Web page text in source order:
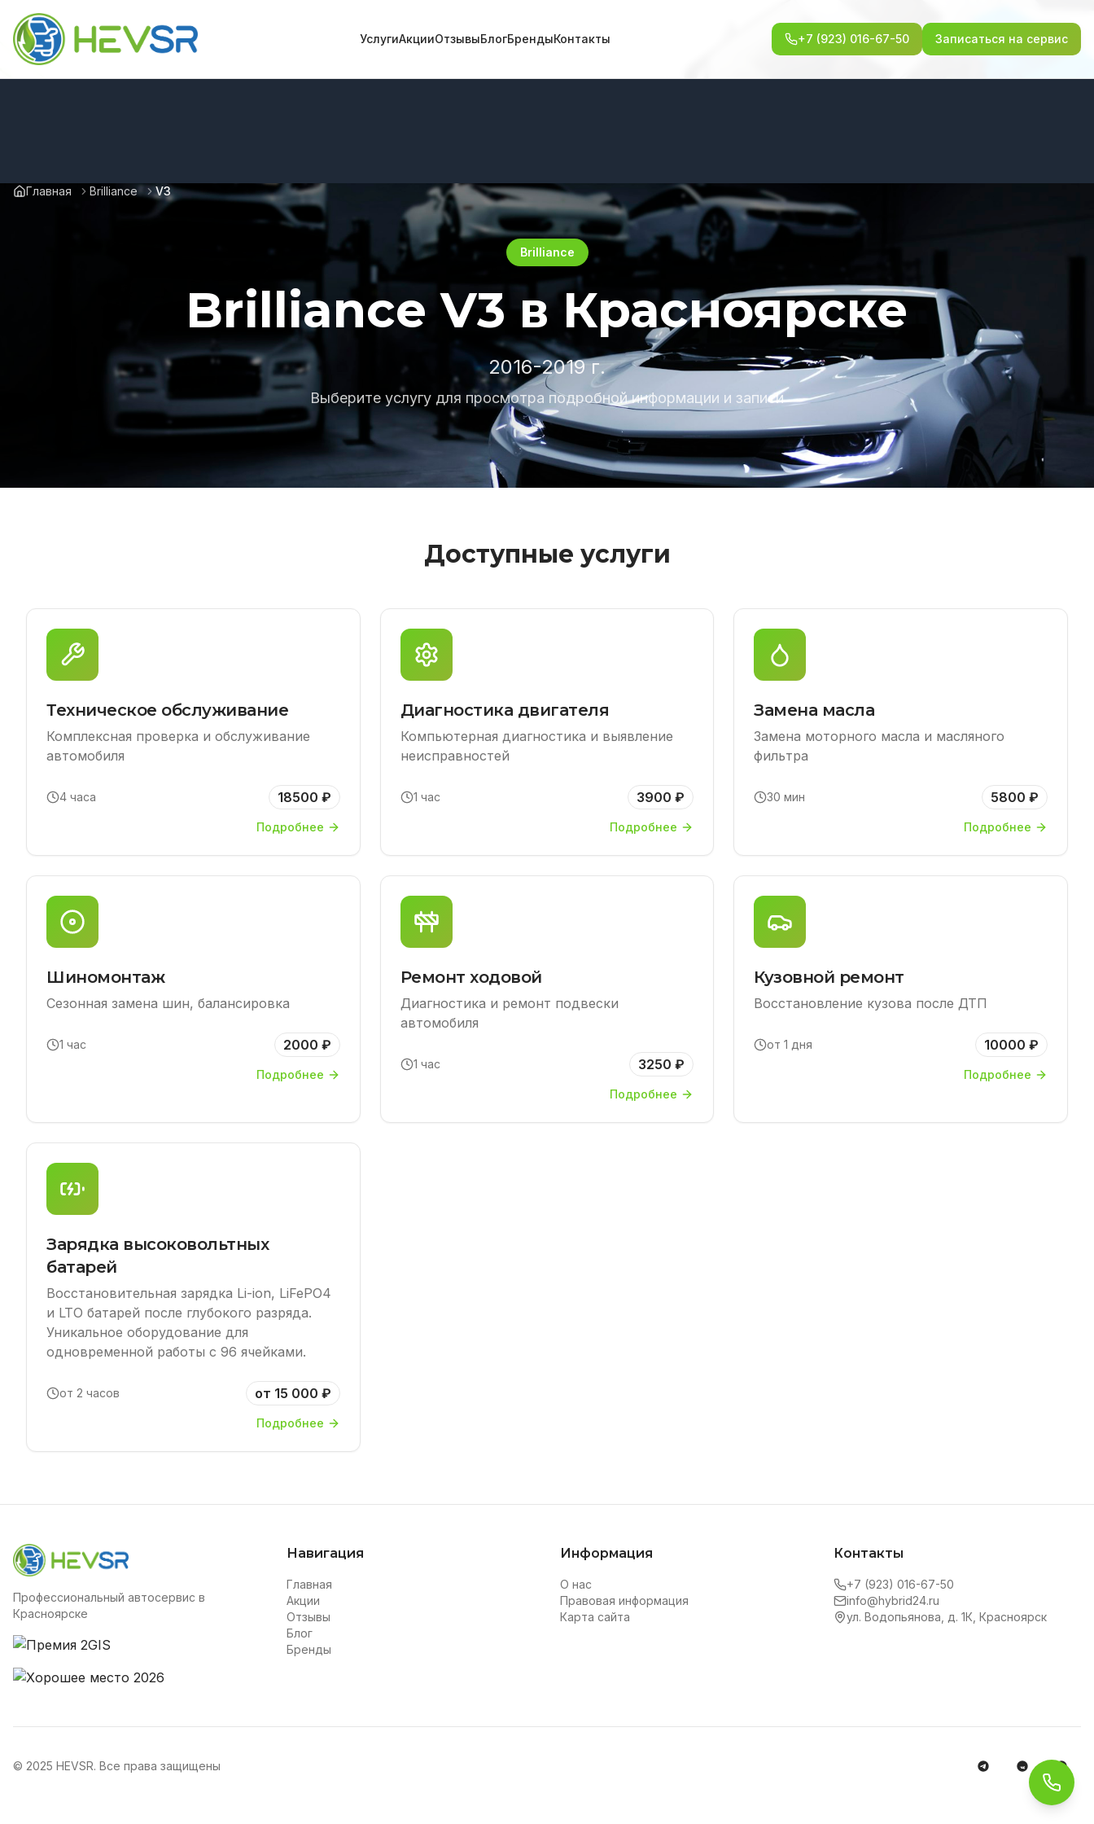
УслугиАкцииОтзывыБлогБрендыКонтакты +7 (923) 016-67-50 Записаться на сервис
Главная Brilliance V3
Brilliance
Brilliance V3 в Красноярске
2016-2019 г.
Выберите услугу для просмотра подробной информации и записи
Доступные услуги
Техническое обслуживание
Комплексная проверка и обслуживание
автомобиля
4 часа 18500 ₽
Подробнее
Диагностика двигателя
Компьютерная диагностика и выявление
неисправностей
1 час 3900 ₽
Подробнее
Замена масла
Замена моторного масла и масляного
фильтра
30 мин 5800 ₽
Подробнее
Шиномонтаж
Сезонная замена шин, балансировка
1 час 2000 ₽
Подробнее
Ремонт ходовой
Диагностика и ремонт подвески
автомобиля
1 час 3250 ₽
Подробнее
Кузовной ремонт
Восстановление кузова после ДТП
от 1 дня 10000 ₽
Подробнее
Зарядка высоковольтных
батарей
Восстановительная зарядка Li-ion, LiFePO4
и LTO батарей после глубокого разряда.
Уникальное оборудование для
одновременной работы с 96 ячейками.
от 2 часов от 15 000 ₽
Подробнее
Профессиональный автосервис в
Красноярске
Навигация
Главная
Акции
Отзывы
Блог
Бренды
Информация
О нас
Правовая информация
Карта сайта
Контакты
+7 (923) 016-67-50
info@hybrid24.ru
ул. Водопьянова, д. 1К, Красноярск
© 2025 HEVSR. Все права защищены